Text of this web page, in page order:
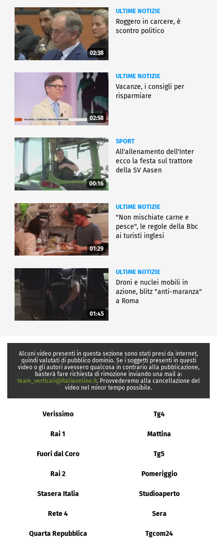
02:38
ULTIME NOTIZIE
Roggero in carcere, è
scontro politico
02:58
ULTIME NOTIZIE
Vacanze, i consigli per
risparmiare
00:16
SPORT
All'allenamento dell'Inter
ecco la festa sul trattore
della SV Aasen
01:29
ULTIME NOTIZIE
"Non mischiate carne e
pesce", le regole della Bbc
ai turisti inglesi
01:45
ULTIME NOTIZIE
Droni e nuclei mobili in
azione, blitz "anti-maranza"
a Roma
Alcuni video presenti in questa sezione sono stati presi da internet,
quindi valutati di pubblico dominio. Se i soggetti presenti in questi
video o gli autori avessero qualcosa in contrario alla pubblicazione,
basterà fare richiesta di rimozione inviando una mail a:
team_verticali@italiaonline.it. Provvederemo alla cancellazione del
video nel minor tempo possibile.
Verissimo Tg4
Rai 1 Mattina
Fuori dal Coro Tg5
Rai 2 Pomeriggio
Stasera Italia Studioaperto
Rete 4 Sera
Quarta Repubblica Tgcom24